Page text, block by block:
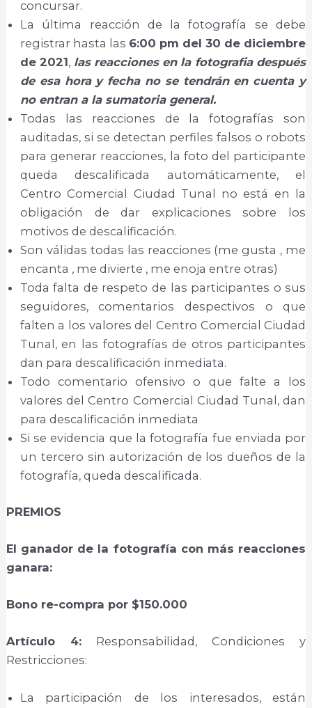
concursar.
La última reacción de la fotografía se debe
registrar hasta las 6:00 pm del 30 de diciembre
de 2021, las reacciones en la fotografia después
de esa hora y fecha no se tendrán en cuenta y
no entran a la sumatoria general.
Todas las reacciones de la fotografías son
auditadas, si se detectan perfiles falsos o robots
para generar reacciones, la foto del participante
queda descalificada automáticamente, el
Centro Comercial Ciudad Tunal no está en la
obligación de dar explicaciones sobre los
motivos de descalificación.
Son válidas todas las reacciones (me gusta , me
encanta , me divierte , me enoja entre otras)
Toda falta de respeto de las participantes o sus
seguidores, comentarios despectivos o que
falten a los valores del Centro Comercial Ciudad
Tunal, en las fotografías de otros participantes
dan para descalificación inmediata.
Todo comentario ofensivo o que falte a los
valores del Centro Comercial Ciudad Tunal, dan
para descalificación inmediata
Si se evidencia que la fotografía fue enviada por
un tercero sin autorización de los dueños de la
fotografía, queda descalificada.
PREMIOS
El ganador de la fotografía con más reacciones
ganara:
Bono re-compra por $150.000
Artículo 4:Responsabilidad, Condiciones y
Restricciones:
La participación de los interesados, están